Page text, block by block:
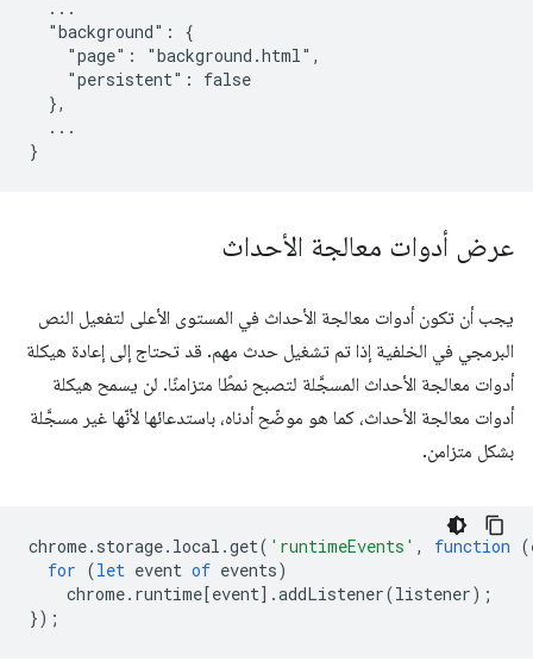
  ...
  "background": {
    "page": "background.html",
    "persistent": false
  },
  ...
عرض أدوات معالجة الأحداث
يجب أن تكون أدوات معالجة الأحداث في المستوى الأعلى لتفعيل النص
البرمجي في الخلفية إذا تم تشغيل حدث مهم. قد تحتاج إلى إعادة هيكلة
أدوات معالجة الأحداث المسجَّلة لتصبح نمطًا متزامنًا. لن يسمح هيكلة
أدوات معالجة الأحداث، كما هو موضّح أدناه، باستدعائها لأنّها غير مسجَّلة
بشكل متزامن.
chrome. storage. local .get( 'runtimeEvents' , function (
for (let event of events)
chrome. runtime[event].addListener(listener);
});